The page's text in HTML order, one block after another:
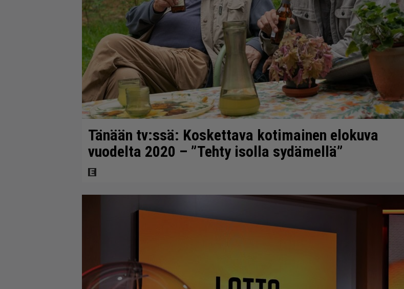
Tänään tv:ssä: Koskettava kotimainen elokuva
vuodelta 2020 – ”Tehty isolla sydämellä”